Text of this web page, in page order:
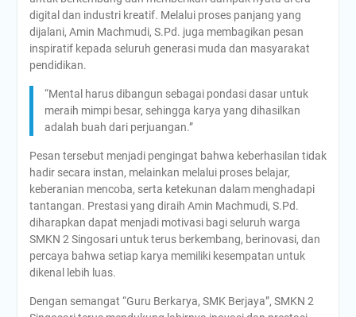
digital dan industri kreatif. Melalui proses panjang yang
dijalani, Amin Machmudi, S.Pd. juga membagikan pesan
inspiratif kepada seluruh generasi muda dan masyarakat
pendidikan.
“Mental harus dibangun sebagai pondasi dasar untuk
meraih mimpi besar, sehingga karya yang dihasilkan
adalah buah dari perjuangan.”
Pesan tersebut menjadi pengingat bahwa keberhasilan tidak
hadir secara instan, melainkan melalui proses belajar,
keberanian mencoba, serta ketekunan dalam menghadapi
tantangan. Prestasi yang diraih Amin Machmudi, S.Pd.
diharapkan dapat menjadi motivasi bagi seluruh warga
SMKN 2 Singosari untuk terus berkembang, berinovasi, dan
percaya bahwa setiap karya memiliki kesempatan untuk
dikenal lebih luas.
Dengan semangat “Guru Berkarya, SMK Berjaya”, SMKN 2